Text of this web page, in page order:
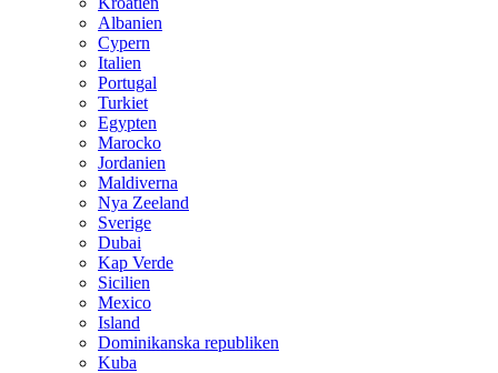
Albanien
Cypern
Italien
Portugal
Turkiet
Egypten
Marocko
Jordanien
Maldiverna
Nya Zeeland
Sverige
Dubai
Kap Verde
Sicilien
Mexico
Island
Dominikanska republiken
Kuba